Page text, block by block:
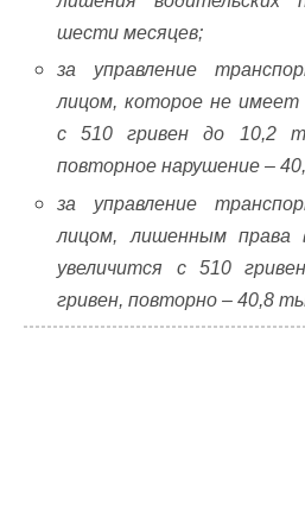
шести месяцев;
за управление
лицом, которое не имеет
с 510 гривен до 10,2
повторное нарушение –
за управление
лицом, лишенным права
увеличится с 510
гривен, повторно – 40,8